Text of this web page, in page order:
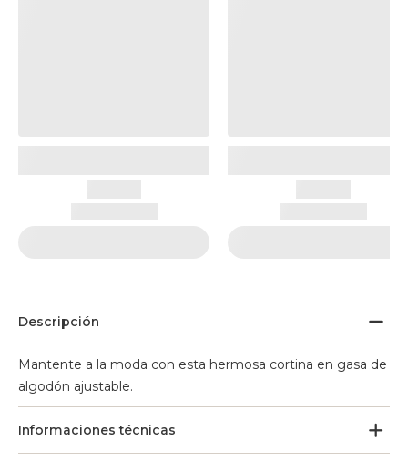
Descripción
Mantente a la moda con esta hermosa cortina en gasa de
algodón ajustable.
Informaciones técnicas